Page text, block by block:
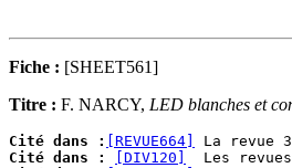
Fiche : [SHEET561]
Titre : F. NARCY, LED blanches et
Cité dans : [REVUE664] La revue
Cité dans :
[DIV120]